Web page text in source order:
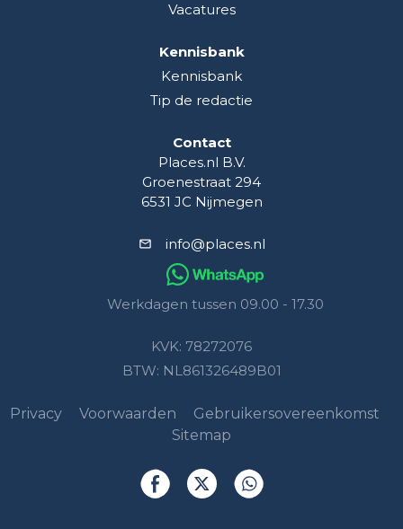
Vacatures
Kennisbank
Kennisbank
Tip de redactie
Contact
Places.nl B.V.
Groenestraat 294
6531 JC Nijmegen
info@places.nl
Werkdagen tussen 09.00 - 17.30
KVK: 78272076
BTW: NL861326489B01
Privacy Voorwaarden
Gebruikersovereenkomst
Sitemap